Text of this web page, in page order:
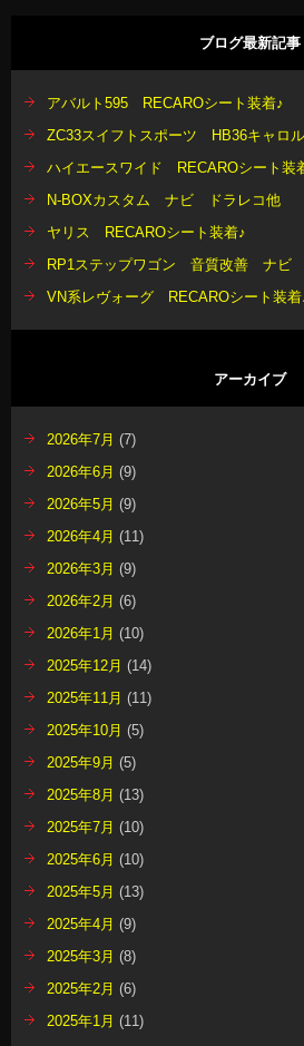
ブログ最新記事
アバルト595 RECAROシート装着♪
ZC33スイフトスポーツ HB36キャロ
ハイエースワイド RECAROシート装
N-BOXカスタム ナビ ドラレコ他
ヤリス RECAROシート装着♪
RP1ステップワゴン 音質改善 ナビ
VN系レヴォーグ RECAROシート装着
アーカイブ
2026年7月 (7)
2026年6月 (9)
2026年5月 (9)
2026年4月 (11)
2026年3月 (9)
2026年2月 (6)
2026年1月 (10)
2025年12月 (14)
2025年11月 (11)
2025年10月 (5)
2025年9月 (5)
2025年8月 (13)
2025年7月 (10)
2025年6月 (10)
2025年5月 (13)
2025年4月 (9)
2025年3月 (8)
2025年2月 (6)
2025年1月 (11)